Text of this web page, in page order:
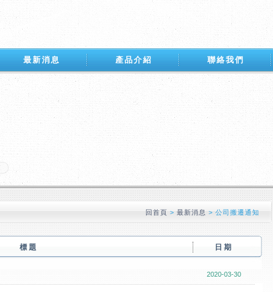
聯絡我們
產品介紹
最新消息
回首頁 >最新消息 >公司搬遷通知
標 題 日 期
2020-03-30